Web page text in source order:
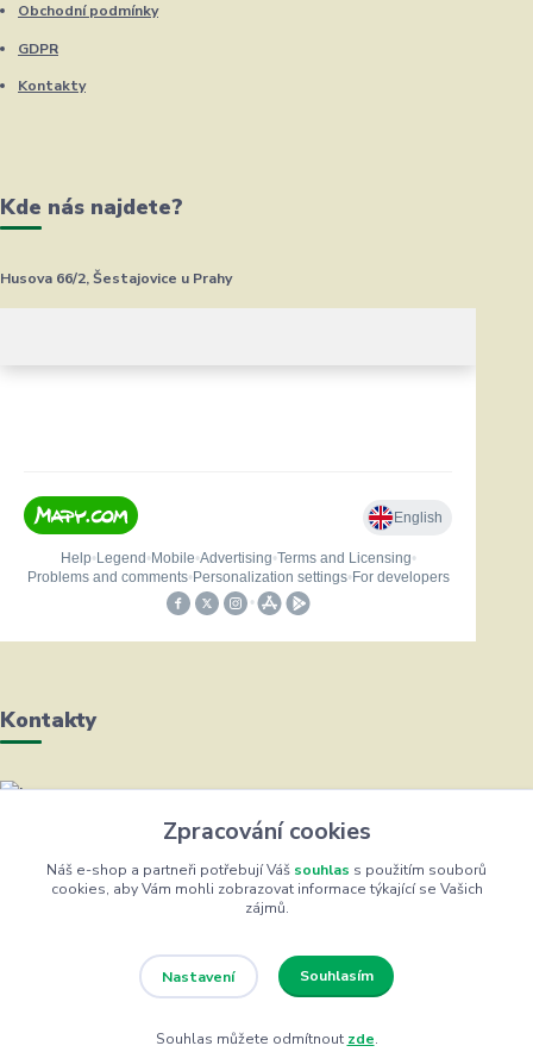
Obchodní podmínky
GDPR
Kontakty
Kde nás najdete?
Husova 66/2, Šestajovice u Prahy
Kontakty
Helena Bayerová
+420 604 711 491
(Po-Čt, 8-16 hod.)
Eshop ŽUFRIK.cz © Copyright 2012 - 2026
Zpracování cookies
Náš e-shop a partneři potřebují Váš souhlas s použitím souborů
cookies, aby Vám mohli zobrazovat informace týkající se Vašich
zájmů.
Nastavení Souhlasím
Souhlas můžete odmítnout zde.